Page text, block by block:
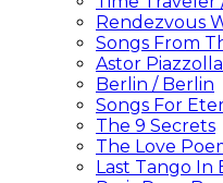
Rendezvous
Songs From
Astor
Berlin / Berlin
Songs For
The 9 Secrets
The Love
Last Tango In